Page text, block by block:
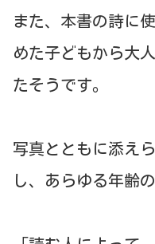
また、本書の詩に
めた子どもから大
たそうです。
写真とともに添え
し、あらゆる年齢